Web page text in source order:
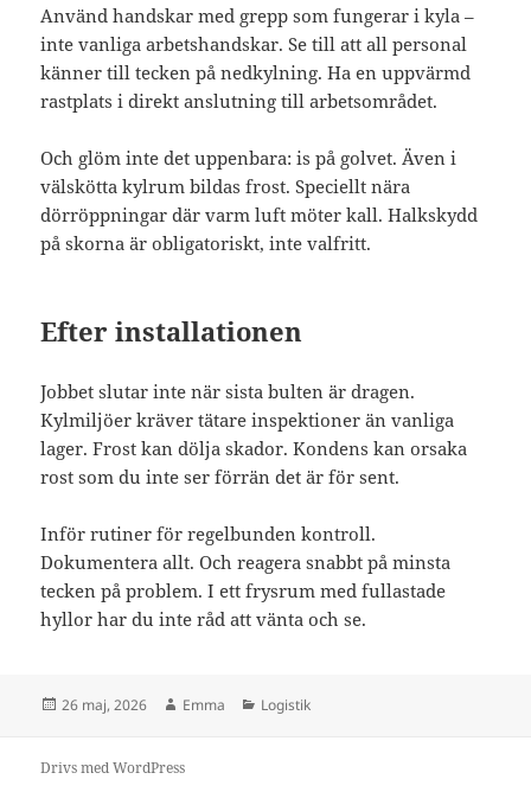
Använd handskar med grepp som fungerar i kyla –
inte vanliga arbetshandskar. Se till att all personal
känner till tecken på nedkylning. Ha en uppvärmd
rastplats i direkt anslutning till arbetsområdet.
Och glöm inte det uppenbara: is på golvet. Även i
välskötta kylrum bildas frost. Speciellt nära
dörröppningar där varm luft möter kall. Halkskydd
på skorna är obligatoriskt, inte valfritt.
Efter installationen
Jobbet slutar inte när sista bulten är dragen.
Kylmiljöer kräver tätare inspektioner än vanliga
lager. Frost kan dölja skador. Kondens kan orsaka
rost som du inte ser förrän det är för sent.
Inför rutiner för regelbunden kontroll.
Dokumentera allt. Och reagera snabbt på minsta
tecken på problem. I ett frysrum med fullastade
hyllor har du inte råd att vänta och se.
Postat
26 maj, 2026 Författare
Emma Kategorier
Logistik
Drivs med WordPress